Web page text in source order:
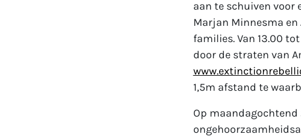
aan te schuiven voor
Marjan Minnesma
families. Van 13.00
door de straten van
1,5m afstand te
Op